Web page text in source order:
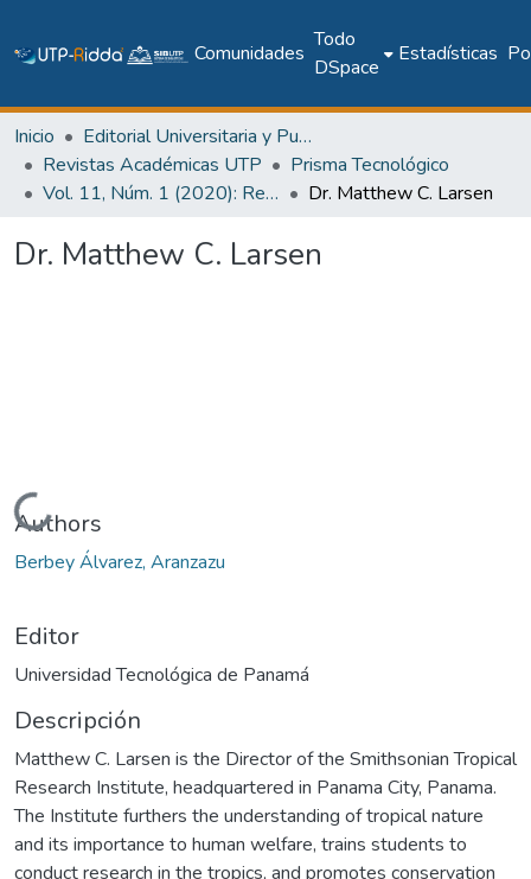
Comunidades
Todo
DSpace
Estadísticas
Inicio
Editorial Universitaria y Publicaciones Seriadas
Revistas Académicas UTP
Prisma Tecnológico
Vol. 11, Núm. 1 (2020): Revista Prisma Tecnológico
Dr. Matthew C. Larsen
Dr. Matthew C. Larsen
Cargando...
Authors
Berbey Álvarez, Aranzazu
Editor
Universidad Tecnológica de Panamá
Descripción
Matthew C. Larsen is the Director of the Smithsonian Tropical
Research Institute, headquartered in Panama City, Panama.
The Institute furthers the understanding of tropical nature
and its importance to human welfare, trains students to
conduct research in the tropics, and promotes conservation